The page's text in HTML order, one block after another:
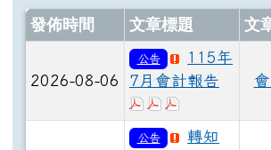
發佈時間 文章標題 文
2026-08-06
公告
115年
7月會計報告
於彈跳視窗觀看
於彈跳視窗觀
公告
轉知